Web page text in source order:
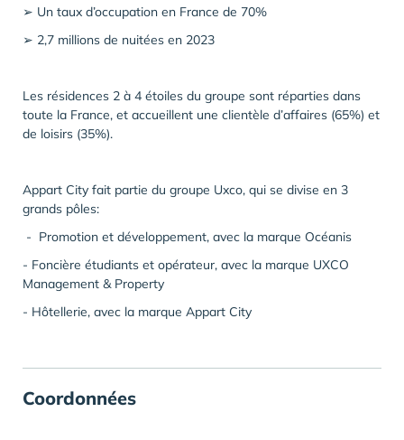
➢ Un taux d’occupation en France de 70%
➢ 2,7 millions de nuitées en 2023
Les résidences 2 à 4 étoiles du groupe sont réparties dans
toute la France, et accueillent une clientèle d’affaires (65%) et
de loisirs (35%).
Appart City fait partie du groupe Uxco, qui se divise en 3
grands pôles:
- Promotion et développement, avec la marque Océanis
- Foncière étudiants et opérateur, avec la marque UXCO
Management & Property
- Hôtellerie, avec la marque Appart City
Coordonnées